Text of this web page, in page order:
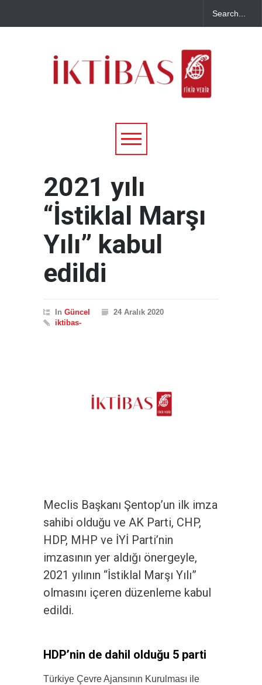
2021 yılı
“İstiklal Marşı
Yılı” kabul
edildi
In Güncel
24 Aralık 2020
iktibas-
Meclis Başkanı Şentop’un ilk imza
sahibi olduğu ve AK Parti, CHP,
HDP, MHP ve İYİ Parti’nin
imzasının yer aldığı önergeyle,
2021 yılının “İstiklal Marşı Yılı”
olmasını içeren düzenleme kabul
edildi.
HDP’nin de dahil olduğu 5 parti
Türkiye Çevre Ajansının Kurulması ile